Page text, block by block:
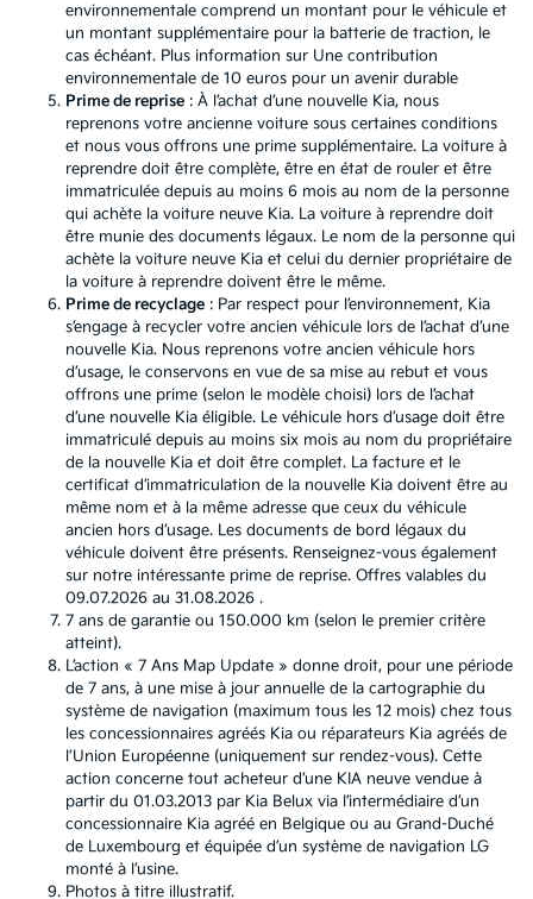
environnementale comprend un montant pour le véhicule et
un montant supplémentaire pour la batterie de traction, le
cas échéant. Plus information sur Une contribution
environnementale de 10 euros pour un avenir durable
Prime de reprise : À l’achat d’une nouvelle Kia, nous
reprenons votre ancienne voiture sous certaines conditions
et nous vous offrons une prime supplémentaire. La voiture à
reprendre doit être complète, être en état de rouler et être
immatriculée depuis au moins 6 mois au nom de la personne
qui achète la voiture neuve Kia. La voiture à reprendre doit
être munie des documents légaux. Le nom de la personne qui
achète la voiture neuve Kia et celui du dernier propriétaire de
la voiture à reprendre doivent être le même.
Prime de recyclage : Par respect pour l’environnement, Kia
s’engage à recycler votre ancien véhicule lors de l’achat d’une
nouvelle Kia. Nous reprenons votre ancien véhicule hors
d’usage, le conservons en vue de sa mise au rebut et vous
offrons une prime (selon le modèle choisi) lors de l’achat
d’une nouvelle Kia éligible. Le véhicule hors d’usage doit être
immatriculé depuis au moins six mois au nom du propriétaire
de la nouvelle Kia et doit être complet. La facture et le
certificat d’immatriculation de la nouvelle Kia doivent être au
même nom et à la même adresse que ceux du véhicule
ancien hors d’usage. Les documents de bord légaux du
véhicule doivent être présents. Renseignez-vous également
sur notre intéressante prime de reprise. Offres valables du
09.07.2026 au 31.08.2026 .
7 ans de garantie ou 150.000 km (selon le premier critère
atteint).
L’action « 7 Ans Map Update » donne droit, pour une période
de 7 ans, à une mise à jour annuelle de la cartographie du
système de navigation (maximum tous les 12 mois) chez tous
les concessionnaires agréés Kia ou réparateurs Kia agréés de
l’Union Européenne (uniquement sur rendez-vous). Cette
action concerne tout acheteur d’une KIA neuve vendue à
partir du 01.03.2013 par Kia Belux via l’intermédiaire d’un
concessionnaire Kia agréé en Belgique ou au Grand-Duché
de Luxembourg et équipée d’un système de navigation LG
monté à l’usine.
Photos à titre illustratif.